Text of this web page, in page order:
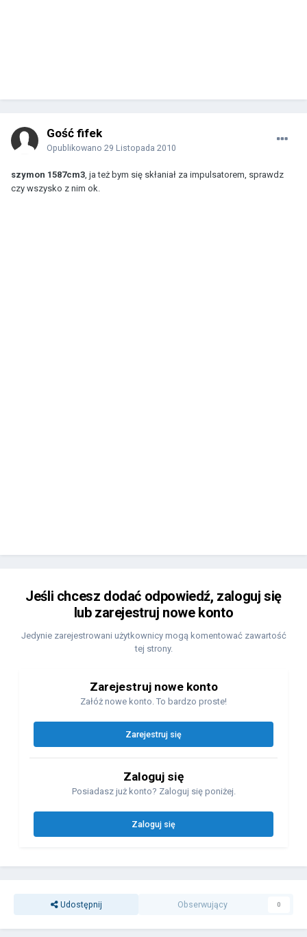
Gość fifek
Opublikowano 29 Listopada 2010
szymon 1587cm3, ja też bym się skłaniał za impulsatorem, sprawdz
czy wszysko z nim ok.
Jeśli chcesz dodać odpowiedź, zaloguj się
lub zarejestruj nowe konto
Jedynie zarejestrowani użytkownicy mogą komentować zawartość
tej strony.
Zarejestruj nowe konto
Załóż nowe konto. To bardzo proste!
Zarejestruj się
Zaloguj się
Posiadasz już konto? Zaloguj się poniżej.
Zaloguj się
Udostępnij Obserwujący 0